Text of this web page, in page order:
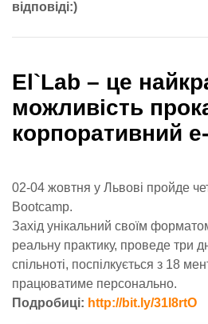
відповіді:)
Еl`Lab – це
можливість
корпоративний
02-04 жовтня у Львові пройде
Bootcamp.
Захід унікальний своїм
реальну практику, проведе три
спільноті, поспілкується з 18
працюватиме персонально.
Подробиці: http://bit.ly/31l8rtO